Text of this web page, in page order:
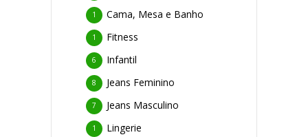
Cama, Mesa e Banho
1
Fitness
1
Infantil
6
Jeans Feminino
8
Jeans Masculino
7
Lingerie
1